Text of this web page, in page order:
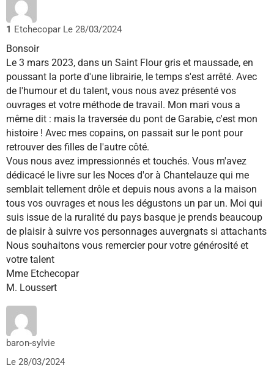
1 Etchecopar Le 28/03/2024
Bonsoir
Le 3 mars 2023, dans un Saint Flour gris et maussade, en
poussant la porte d'une librairie, le temps s'est arrêté. Avec
de l'humour et du talent, vous nous avez présenté vos
ouvrages et votre méthode de travail. Mon mari vous a
même dit : mais la traversée du pont de Garabie, c'est mon
histoire ! Avec mes copains, on passait sur le pont pour
retrouver des filles de l'autre côté.
Vous nous avez impressionnés et touchés. Vous m'avez
dédicacé le livre sur les Noces d'or à Chantelauze qui me
semblait tellement drôle et depuis nous avons a la maison
tous vos ouvrages et nous les dégustons un par un. Moi qui
suis issue de la ruralité du pays basque je prends beaucoup
de plaisir à suivre vos personnages auvergnats si attachants
Nous souhaitons vous remercier pour votre générosité et
votre talent
Mme Etchecopar
M. Loussert
baron-sylvie
Le 28/03/2024